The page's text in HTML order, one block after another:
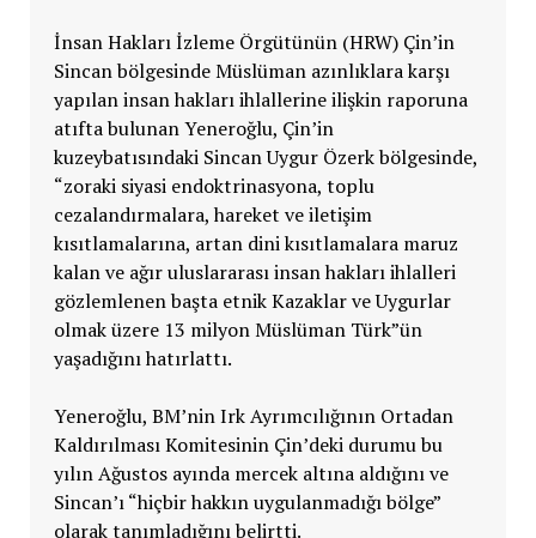
İnsan Hakları İzleme Örgütünün (HRW) Çin’in
Sincan bölgesinde Müslüman azınlıklara karşı
yapılan insan hakları ihlallerine ilişkin raporuna
atıfta bulunan Yeneroğlu, Çin’in
kuzeybatısındaki Sincan Uygur Özerk bölgesinde,
“zoraki siyasi endoktrinasyona, toplu
cezalandırmalara, hareket ve iletişim
kısıtlamalarına, artan dini kısıtlamalara maruz
kalan ve ağır uluslararası insan hakları ihlalleri
gözlemlenen başta etnik Kazaklar ve Uygurlar
olmak üzere 13 milyon Müslüman Türk”ün
yaşadığını hatırlattı.
Yeneroğlu, BM’nin Irk Ayrımcılığının Ortadan
Kaldırılması Komitesinin Çin’deki durumu bu
yılın Ağustos ayında mercek altına aldığını ve
Sincan’ı “hiçbir hakkın uygulanmadığı bölge”
olarak tanımladığını belirtti.